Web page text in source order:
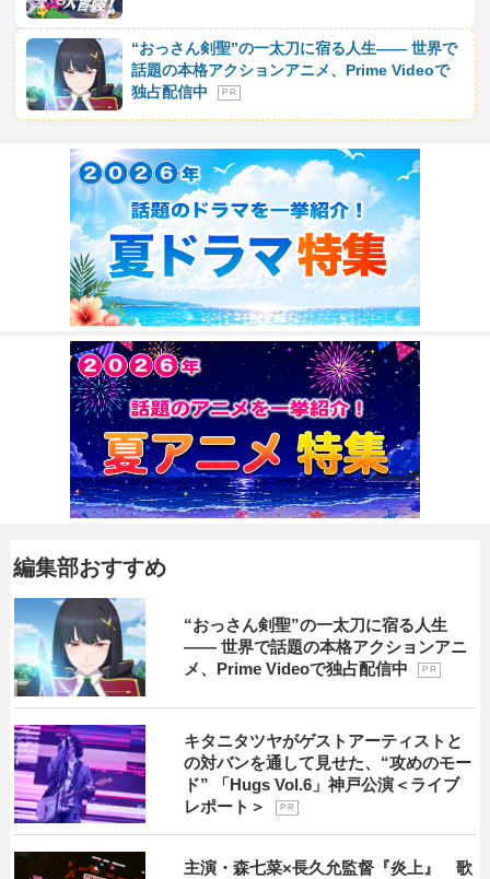
“おっさん剣聖”の一太刀に宿る人生―― 世界で
話題の本格アクションアニメ、Prime Videoで
独占配信中
P R
編集部おすすめ
“おっさん剣聖”の一太刀に宿る人生
―― 世界で話題の本格アクションアニ
メ、Prime Videoで独占配信中
P R
キタニタツヤがゲストアーティストと
の対バンを通して見せた、“攻めのモー
ド” 「Hugs Vol.6」神戸公演＜ライブ
レポート＞
P R
主演・森七菜×長久允監督『炎上』 歌